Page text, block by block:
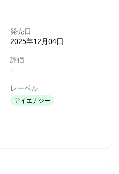
発売日
2025年12月04日
評価
-
レーベル
アイエナジー